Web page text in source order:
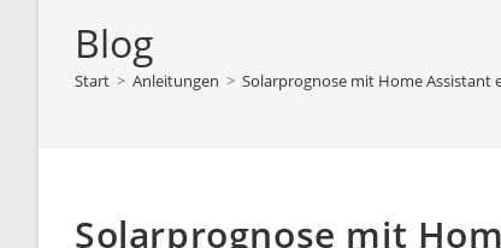
Blog
Start > Anleitungen > Solarprognose mit Home Assistant
Solarprognose mit